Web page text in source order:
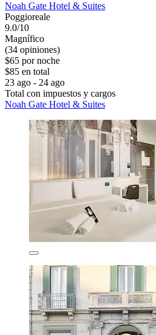
Noah Gate Hotel & Suites
Poggioreale
9.0/10
Magnífico
(34 opiniones)
$65 por noche
$85 en total
23 ago - 24 ago
Total con impuestos y cargos
Noah Gate Hotel & Suites